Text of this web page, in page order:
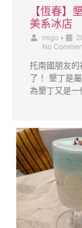
【恆春】
美系冰店
migo •
No
托南國朋友
了！ 墾丁是
為墾丁又是一